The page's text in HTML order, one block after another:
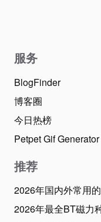
服务
BlogFinder
博客圈
今日热榜
Petpet Gif Generator
推荐